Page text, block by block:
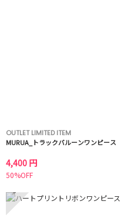
OUTLET LIMITED ITEM
MURUA_トラックバルーンワンピース
4,400 円
50%OFF
9